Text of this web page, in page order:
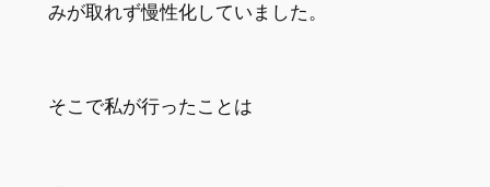
みが取れず慢性化していました。
そこで私が行ったことは